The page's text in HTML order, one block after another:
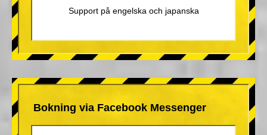
Support på engelska och japanska
Bokning via Facebook Messenger